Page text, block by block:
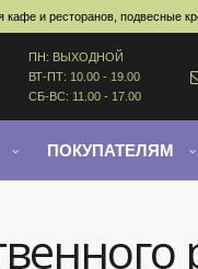
кафе и ресторанов, подвесные
ПН: ВЫХОДНОЙ
ВТ-ПТ: 10.00 - 19.00
СБ-ВС: 11.00 - 17.00
ПОКУПАТЕЛЯМ